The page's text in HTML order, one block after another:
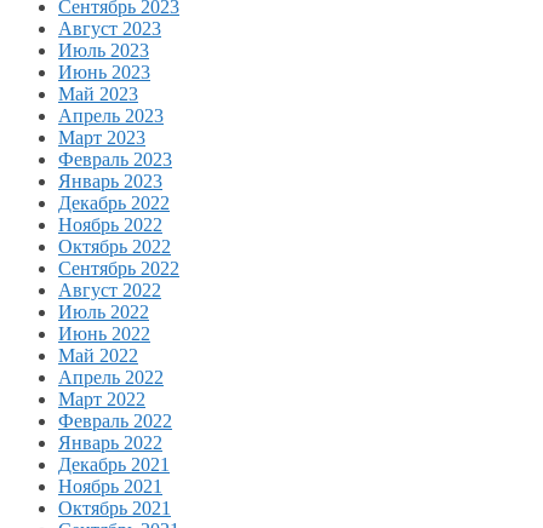
Сентябрь 2023
Август 2023
Июль 2023
Июнь 2023
Май 2023
Апрель 2023
Март 2023
Февраль 2023
Январь 2023
Декабрь 2022
Ноябрь 2022
Октябрь 2022
Сентябрь 2022
Август 2022
Июль 2022
Июнь 2022
Май 2022
Апрель 2022
Март 2022
Февраль 2022
Январь 2022
Декабрь 2021
Ноябрь 2021
Октябрь 2021